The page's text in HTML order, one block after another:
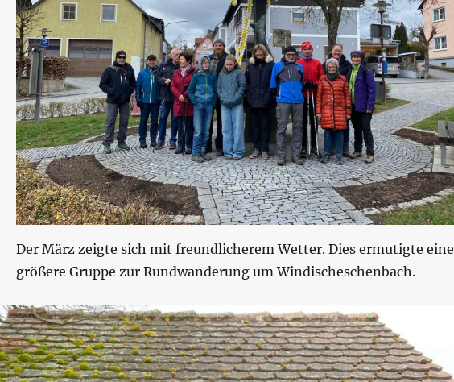
Der März zeigte sich mit freundlicherem Wetter. Dies ermutigte eine
größere Gruppe zur Rundwanderung um Windischeschenbach.